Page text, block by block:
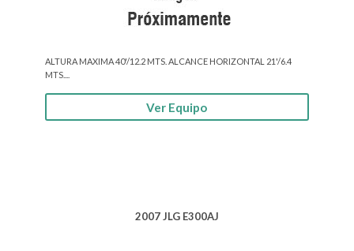
ALTURA MAXIMA 40'/12.2 MTS. ALCANCE HORIZONTAL 21'/6.4
MTS....
Ver Equipo
2007 JLG E300AJ